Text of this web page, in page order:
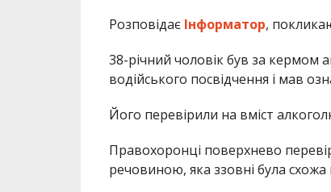
Розповідає Інформатор,
38-річний чоловік був за кермом
водійського посвідчення і мав
Його перевірили на вміст
Правохоронці поверхнево
речовиною, яка ззовні була